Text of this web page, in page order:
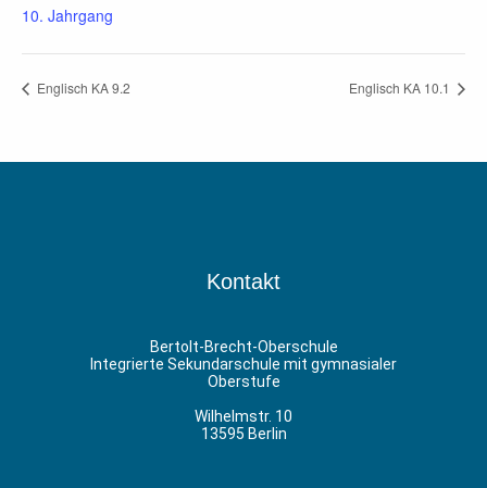
10. Jahrgang
Englisch KA 9.2 Englisch KA 10.1
Kontakt
Bertolt-Brecht-Oberschule
Integrierte Sekundarschule mit gymnasialer
Oberstufe
Wilhelmstr. 10
13595 Berlin